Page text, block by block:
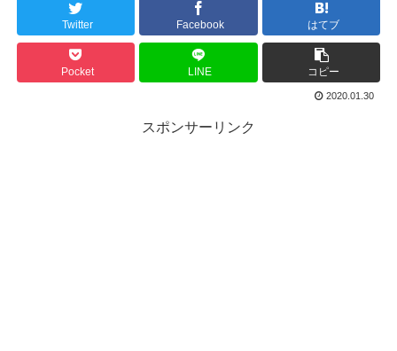
Twitter Facebook はてブ
Pocket LINE コピー
2020.01.30
スポンサーリンク